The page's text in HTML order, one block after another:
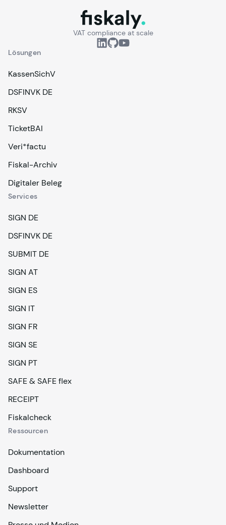
fiskaly.
VAT compliance at scale
Lösungen
KassenSichV
DSFINVK DE
RKSV
TicketBAI
Veri*factu
Fiskal-Archiv
Digitaler Beleg
Services
SIGN DE
DSFINVK DE
SUBMIT DE
SIGN AT
SIGN ES
SIGN IT
SIGN FR
SIGN SE
SIGN PT
SAFE & SAFE flex
RECEIPT
Fiskalcheck
Ressourcen
Dokumentation
Dashboard
Support
Newsletter